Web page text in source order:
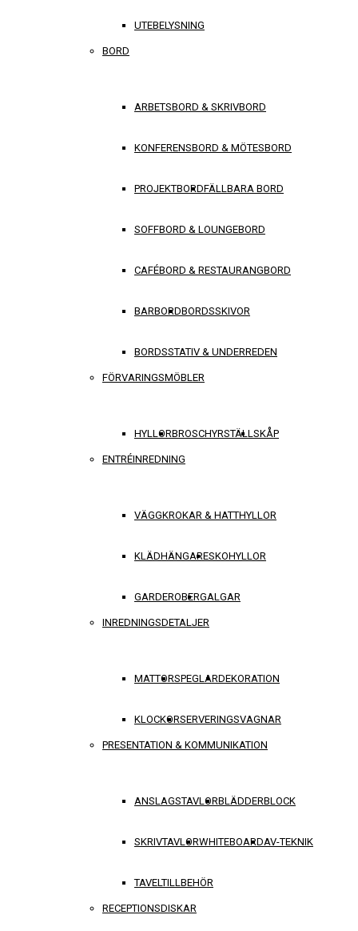
UTEBELYSNING
BORD
ARBETSBORD & SKRIVBORD
KONFERENSBORD & MÖTESBORD
PROJEKTBORDFÄLLBARA BORD
SOFFBORD & LOUNGEBORD
CAFÉBORD & RESTAURANGBORD
BARBORDBORDSSKIVOR
BORDSSTATIV & UNDERREDEN
FÖRVARINGSMÖBLER
HYLLORBROSCHYRSTÄLLSKÅP
ENTRÉINREDNING
VÄGGKROKAR & HATTHYLLOR
KLÄDHÄNGARESKOHYLLOR
GARDEROBERGALGAR
INREDNINGSDETALJER
MATTORSPEGLARDEKORATION
KLOCKORSERVERINGSVAGNAR
PRESENTATION & KOMMUNIKATION
ANSLAGSTAVLORBLÄDDERBLOCK
SKRIVTAVLORWHITEBOARDAV-TEKNIK
TAVELTILLBEHÖR
RECEPTIONSDISKAR